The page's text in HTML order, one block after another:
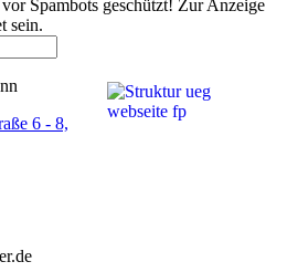
Spambots geschützt! Zur Anzeige
sein.
6 - 8,